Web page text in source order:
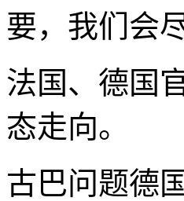
要，我们会
法国、德国
态走向。
古巴问题德